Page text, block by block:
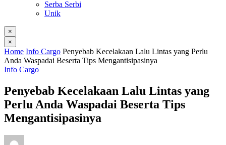
Serba Serbi
Unik
×
×
Home Info Cargo Penyebab Kecelakaan Lalu Lintas yang Perlu
Anda Waspadai Beserta Tips Mengantisipasinya
Info Cargo
Penyebab Kecelakaan Lalu Lintas yang
Perlu Anda Waspadai Beserta Tips
Mengantisipasinya